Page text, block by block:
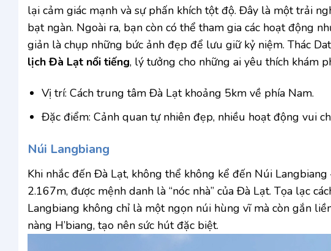
lại cảm giác mạnh và sự phấn khích tột độ. Đây là một trải
bạt ngàn. Ngoài ra, bạn còn có thể tham gia các hoạt động
giản là chụp những bức ảnh đẹp để lưu giữ kỷ niệm. Thác
lịch Đà Lạt nổi tiếng, lý tưởng cho những ai yêu thích khám
Vị trí: Cách trung tâm Đà Lạt khoảng 5km về phía Nam.
Đặc điểm: Cảnh quan tự nhiên đẹp, nhiều hoạt động vui
Núi Langbiang
Khi nhắc đến Đà Lạt, không thể không kể đến Núi
2.167m, được mệnh danh là “nóc nhà” của Đà Lạt. Tọa lạc
Langbiang không chỉ là một ngọn núi hùng vĩ mà còn gắn
nàng H’biang, tạo nên sức hút đặc biệt.